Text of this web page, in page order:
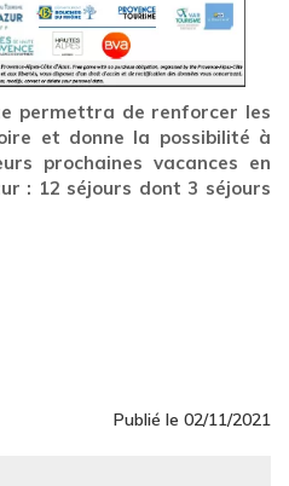
permettra de renforcer les
et donne la possibilité à
prochaines vacances en
: 12 séjours dont 3 séjours
Publié le 02/11/2021